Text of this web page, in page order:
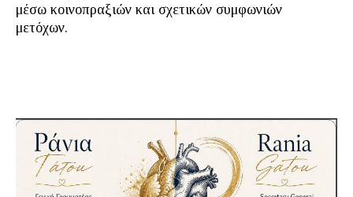
μέσω κοινοπραξιών και σχετικών συμφωνιών
μετόχων.